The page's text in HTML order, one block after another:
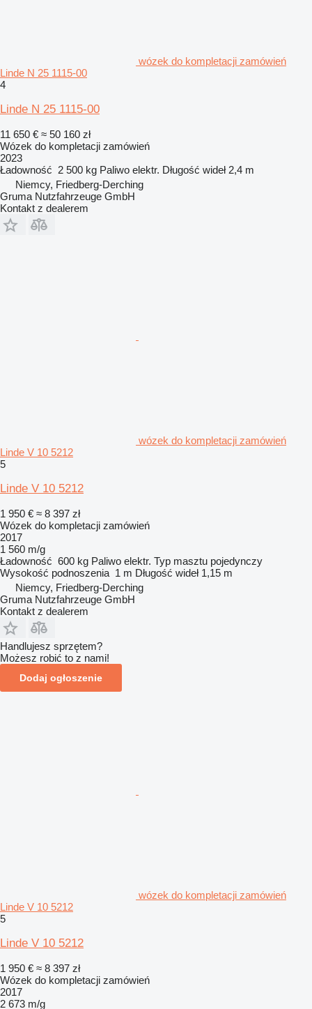
wózek do kompletacji zamówień
Linde N 25 1115-00
4
Linde N 25 1115-00
11 650 € ≈ 50 160 zł
Wózek do kompletacji zamówień
2023
Ładowność 2 500 kg Paliwo elektr. Długość wideł 2,4 m
Niemcy, Friedberg-Derching
Gruma Nutzfahrzeuge GmbH
Kontakt z dealerem
wózek do kompletacji zamówień
Linde V 10 5212
5
Linde V 10 5212
1 950 € ≈ 8 397 zł
Wózek do kompletacji zamówień
2017
1 560 m/g
Ładowność 600 kg Paliwo elektr. Typ masztu pojedynczy
Wysokość podnoszenia 1 m Długość wideł 1,15 m
Niemcy, Friedberg-Derching
Gruma Nutzfahrzeuge GmbH
Kontakt z dealerem
Handlujesz sprzętem?
Możesz robić to z nami!
Dodaj ogłoszenie
wózek do kompletacji zamówień
Linde V 10 5212
5
Linde V 10 5212
1 950 € ≈ 8 397 zł
Wózek do kompletacji zamówień
2017
2 673 m/g